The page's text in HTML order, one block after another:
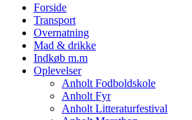
Forside
Transport
Overnatning
Mad & drikke
Indkøb m.m
Oplevelser
Anholt Fodboldskole
Anholt Fyr
Anholt Litteraturfestival